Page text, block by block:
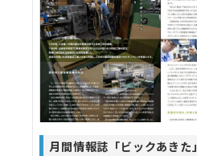
月間情報誌「ビックあきた